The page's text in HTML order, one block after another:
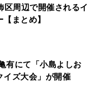
区周辺で開催されるイ
まとめ】
有にて「小島よしお
イズ大会」が開催